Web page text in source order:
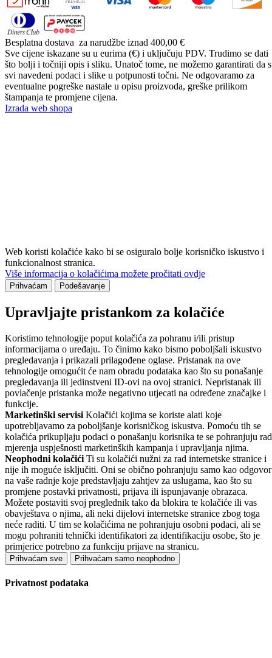
Besplatna dostava za narudžbe iznad 400,00 €
Sve cijene iskazane su u eurima (€) i uključuju PDV. Trudimo se dati
što bolji i točniji opis i sliku. Unatoč tome, ne možemo garantirati da
svi navedeni podaci i slike u potpunosti točni. Ne odgovaramo za
eventualne pogreške nastale u opisu proizvoda, greške prilikom
štampanja te promjene cijena.
Izrada web shopa
Web koristi kolačiće kako bi se osiguralo bolje korisničko iskustvo i
funkcionalnost stranica.
Više informacija o kolačićima možete pročitati ovdje
Prihvaćam Podešavanje
Upravljajte pristankom za kolačiće
Koristimo tehnologije poput kolačića za pohranu i/ili pristup
informacijama o uređaju. To činimo kako bismo poboljšali iskustvo
pregledavanja i prikazali prilagođene oglase. Pristanak na ove
tehnologije omogućit će nam obradu podataka kao što su ponašanje
pregledavanja ili jedinstveni ID-ovi na ovoj stranici. Nepristanak ili
povlačenje pristanka može negativno utjecati na određene značajke i
funkcije.
Marketinški servisi Kolačići kojima se koriste alati koje
upotrebljavamo za poboljšanje korisničkog iskustva. Pomoću tih se
kolačića prikupljaju podaci o ponašanju korisnika te se pohranjuju
mjerenja uspješnosti marketinških kampanja i upravljanja njima.
Neophodni kolačići Ti su kolačići nužni za rad internetske stranice i
nije ih moguće isključiti. Oni se obično pohranjuju samo kao odgovor
na vaše radnje koje predstavljaju zahtjev za uslugama, kao što su
promjene postavki privatnosti, prijava ili ispunjavanje obrazaca.
Možete postaviti svoj preglednik tako da blokira te kolačiće ili vas
obavještava o njima, ali neki dijelovi internetske stranice zbog toga
neće raditi. U tim se kolačićima ne pohranjuju osobni podaci, ali se
mogu pohraniti tehnički identifikatori za identifikaciju osobe, što je
primjerice potrebno za funkciju prijave na stranicu.
Prihvaćam sve Prihvaćam samo neophodno
Privatnost podataka